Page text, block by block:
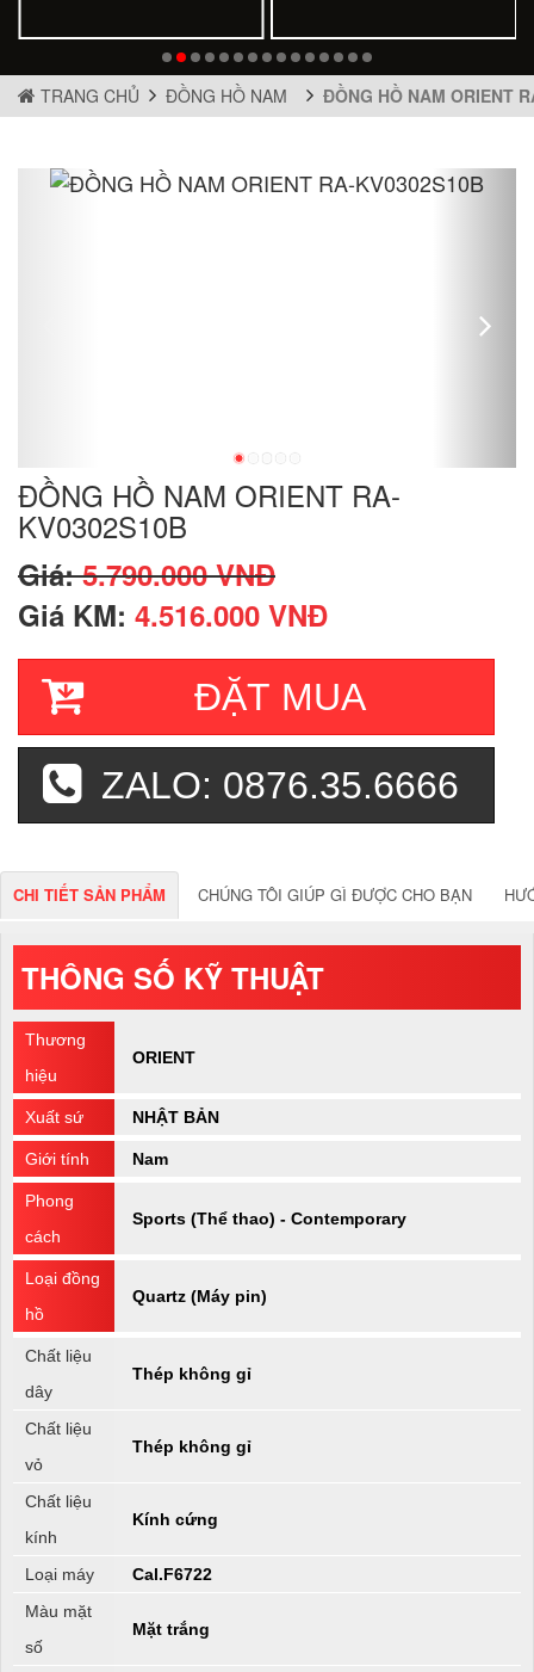
TRANG CHỦ ĐỒNG HỒ NAM ĐỒNG HỒ NAM ORIENT
ĐỒNG HỒ NAM ORIENT RA-
KV0302S10B
Giá:5.790.000 VNĐ
Giá KM: 4.516.000 VNĐ
ĐẶT MUA
ZALO: 0876.35.6666
CHI TIẾT SẢN PHẨM CHÚNG TÔI GIÚP GÌ ĐƯỢC CHO BẠN
THÔNG SỐ KỸ THUẬT
Thương
hiệu
ORIENT
Xuất sứ NHẬT BẢN
Giới tính Nam
Phong
cách
Sports (Thể thao) - Contemporary
Loại đồng
hồ
Quartz (Máy pin)
Chất liệu
dây
Thép không gỉ
Chất liệu
vỏ
Thép không gỉ
Chất liệu
kính
Kính cứng
Loại máy
Cal.F6722
Màu mặt
số
Mặt trắng